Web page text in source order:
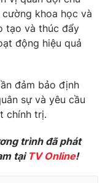
khoa học và
tạo và thúc đẩy
động hiệu quả
đảm bảo định
sự và yêu cầu
chính trị.
trình đã phát
tại TV Online!